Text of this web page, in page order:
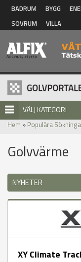
Hoppa till huvudinnehåll
BADRUM BYGG
SOVRUM
VILLA
VÄLJ KATEGORI
Hem » Populära
Golvvärme
NYHETER
XY Climate